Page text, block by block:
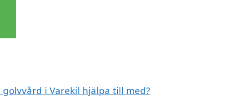
i Varekil hjälpa till med?